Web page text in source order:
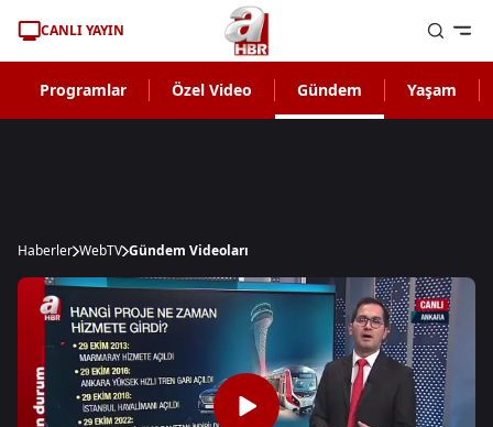
CANLI YAYIN
Programlar Özel Video Gündem Yaşam
Haberler WebTV Gündem Videoları